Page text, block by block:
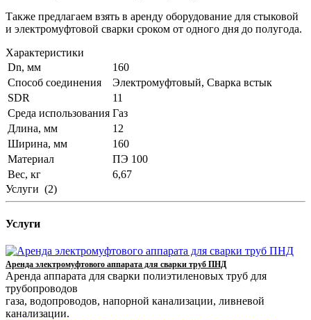
Также предлагаем взять в аренду оборудование для стыковой
и электромуфтовой сварки сроком от одного дня до полугода.
Характеристики
Dn, мм
160
Способ соединения
Электромуфтовый, Сварка встык
SDR
11
Среда использования Газ
Длина, мм
12
Ширина, мм
160
Материал
ПЭ 100
Вес, кг
6,67
Услуги (2)
Услуги
Аренда электромуфтового аппарата для сварки труб ПНД
Аренда аппарата для сварки полиэтиленовых труб для
трубопроводов
газа, водопроводов, напорной канализации, ливневой
канализации.